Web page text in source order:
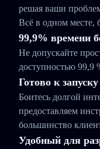
решая ваши
Всё в одном месте,
99,9% времени
Не допускайте
доступностью 99,9
Готово к
Боитесь долгой
предоставляем
большинство
Удобный для